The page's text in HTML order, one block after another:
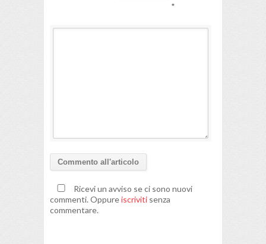
*
Ricevi un avviso se ci sono nuovi
commenti. Oppureiscriviti senza
commentare.